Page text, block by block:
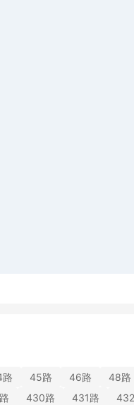
45路 46路 48路
430路 431路